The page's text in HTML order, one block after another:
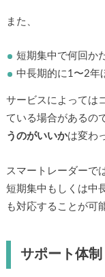
また、
短期集中で何回か
中長期的に1〜2年
サービスによっては
ている場合があるの
うのがいいかは変わ
スマートレーダーで
短期集中もしくは中
も対応することが可
サポート体制